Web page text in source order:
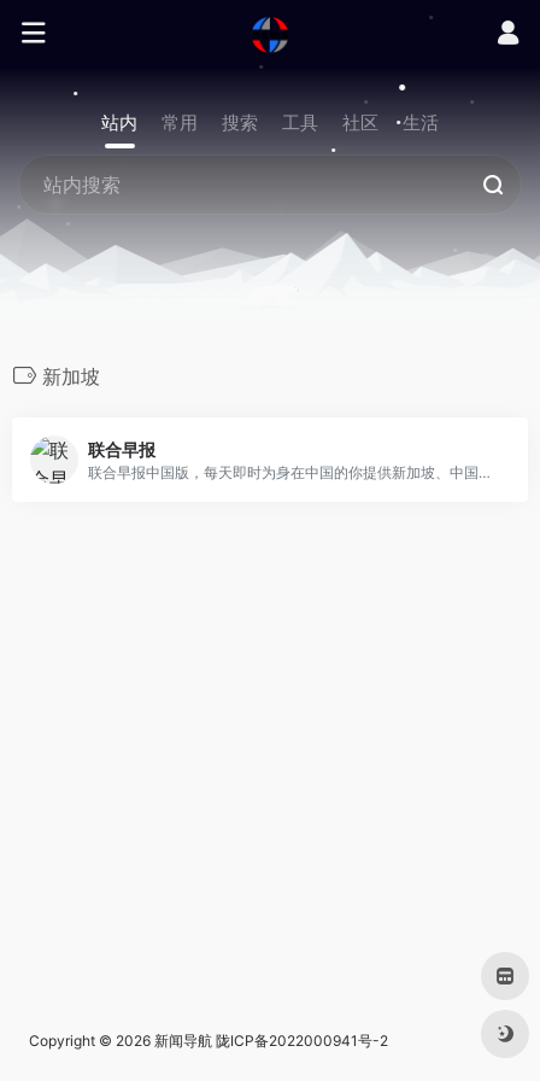
站内 常用 搜索 工具 社区 生活
新加坡
联合早报
联合早报中国版，每天即时为身在中国的你提供新加坡、中国、东南亚、亚洲和国际新闻。从财经、体育、生活娱乐资讯到评论分析、应有尽有，帮助你掌握全球趋势。
Copyright © 2026 新闻导航 陇ICP备2022000941号-2